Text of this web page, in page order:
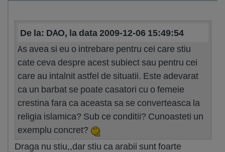
De la: DAO, la data 2009-12-06 15:49:54
As avea si eu o intrebare pentru cei care stiu
cate ceva despre acest subiect sau pentru cei
care au intalnit astfel de situatii. Este adevarat
ca un barbat se poate casatori cu o femeie
crestina fara ca aceasta sa se converteasca la
religia islamica? Sub ce conditii? Cunoasteti un
exemplu concret?
Draga nu stiu,,dar stiu ca arabii sunt foarte